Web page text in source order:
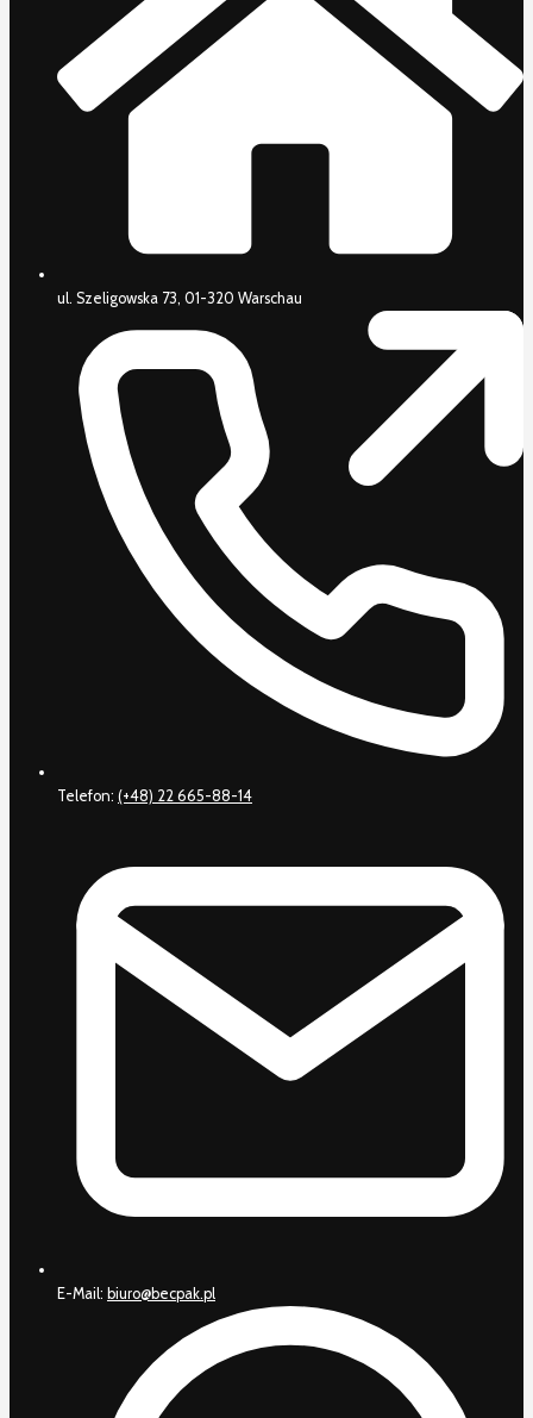
ul. Szeligowska 73, 01-320 Warschau
Telefon: (+48) 22 665-88-14
E-Mail: biuro@becpak.pl